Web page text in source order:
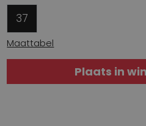
37
Maattabel
Plaats in